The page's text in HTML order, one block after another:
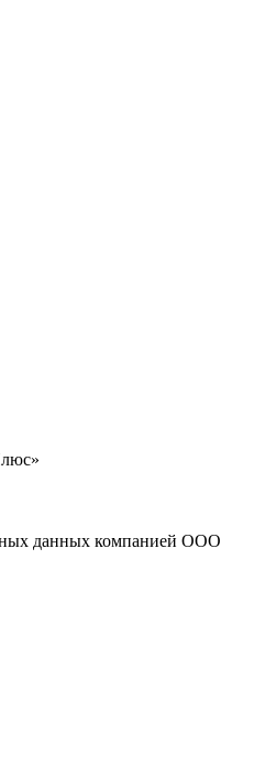
данных компанией ООО